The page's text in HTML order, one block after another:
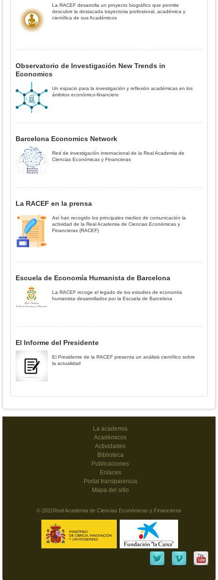
La RACEF desarrolla un proyecto biográfico que permite
descubrir la destacada trayectoria profesional, académica y
científica de sus Académicos
Observatorio de Investigación New Trends in
Economics
Un espacio para la investigación y reflexión académicas en los
ámbitos económico-financiero
Barcelona Economics Network
Red de investigación internacional de la Real Academia de
Ciencias Económicas y Financieras
La RACEF en la prensa
Así han recogido los principales medios de comunicación la
actividad de la Real Academia de Ciencias Económicas y
Financieras (RACEF)
Escuela de Economía Humanista de Barcelona
La RACEF recoge el legado de los estudios de economía
humanista desarrollados por la Escuela de Barcelona
El Informe del Presidente
El Presidente de la RACEF presenta un análisis científico sobre
la actualidad
La academia
Académicos
Actividades
Biblioteca
Publicaciones
Enlaces
Portal transparencia
Mapa del sitio
© 2011Real Academia de Ciencias Económicas y Financieras